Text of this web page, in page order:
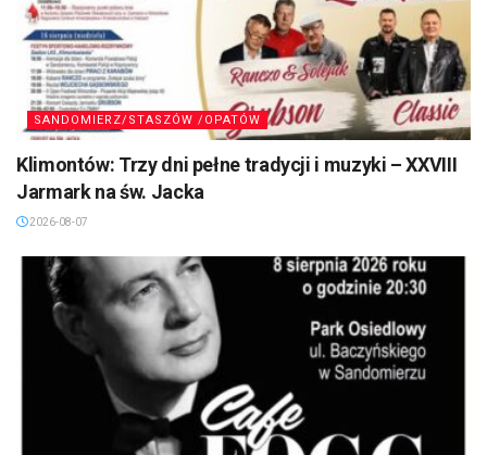
SANDOMIERZ/STASZÓW /OPATÓW
Klimontów: Trzy dni pełne tradycji i muzyki – XXVIII
Jarmark na św. Jacka
2026-08-07